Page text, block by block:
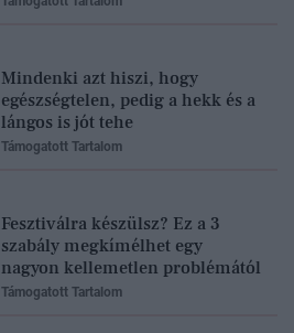
Mindenki azt hiszi, hogy
egészségtelen, pedig a hekk és a
lángos is jót tehe
Támogatott Tartalom
Fesztiválra készülsz? Ez a 3
szabály megkímélhet egy
nagyon kellemetlen problémától
Támogatott Tartalom